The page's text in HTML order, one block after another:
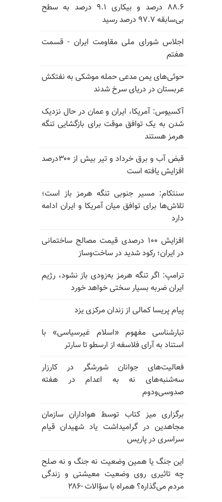
۸۸.۶ درصد و بیکاری ۹.۱ درصد به سطح
بی‌سابقه ۹۷.۷ درصد رسید
اجلاس شورای ملی مقاومت ایران - قسمت
هفتم
حوثی‌های یمن مدعی حمله موشکی به نفتکش
عربستان در دریای سرخ شدند
آکسیوس: آمریکا، ایران و عمان در حال نزدیک
شدن به یک توافق موقت برای بازگشایی تنگه
هرمز هستند
قبض آب و برق خرداد و تیر بیش از ۳۰۰درصد
افزایش یافته است
سنتکام: مسیر جنوبی تنگه هرمز باز است؛
تلاش‌ها برای توافق میان آمریکا و ایران ادامه
دارد
افزایش ۱۰۰ درصدی قیمت مصالح ساختمانی
در ایران؛ رکود شدید در ساخت‌وساز
ترامپ: اگر تنگه هرمز به‌زودی باز نشود، رژیم
ایران ضربه بسیار سختی خواهد خورد
پیام پریسا کمالی از زندان مرکزی یزد
تبارشناسی مفهوم «اسلام غیرسیاسی» با
استناد به آرای فلاسفه از ارسطو تا سارتر
فعالیت‌های جوانان شورشگر در کارزار
سه‌شنبه‌های نه به اعدام در هفته
صدوسی‌و‌دوم
برگزاری میز کتاب توسط هواداران سازمان
مجاهدین در گرامیداشت یاد شهیدان قیام
سراسری در پاریس
این جنگ یا همین وضعیت نه جنگ و نه صلح
چه تاثیری روی وضعیت معیشتی و زندگی
مردم می‌گذاره؟ همراه با سؤالات -۲۸۶